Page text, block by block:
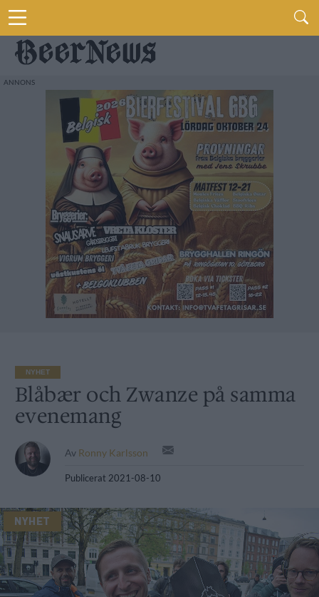
NYHET
Blåbær och Zwanze på samma
evenemang
Av Ronny Karlsson
Publicerat 2021-08-10
NYHET